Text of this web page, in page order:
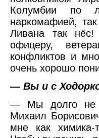
Колумбии по
наркомафией,
Ливана так
офицеру,
конфликтов и
очень хорошо
— Вы и с
— Мы долго не
Михаил
мне как химика-